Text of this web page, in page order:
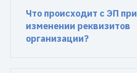
Что происходит с ЭП при
изменении реквизитов
организации?